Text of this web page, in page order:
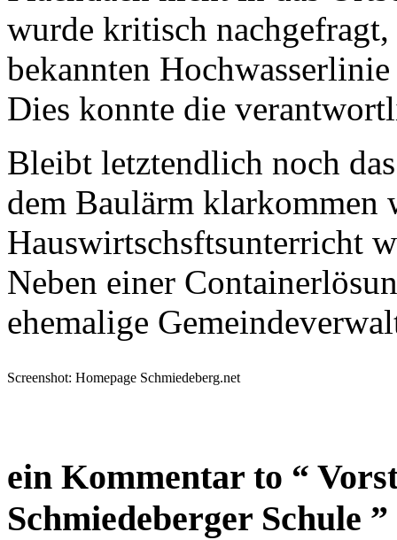
wurde kritisch
bekannten
Dies konnte die
Bleibt letztendlich noch
dem Baulärm klarkommen
Hauswirtschsftsunterricht
Neben einer
ehemalige
Screenshot: Homepage Schmiedeberg.net
ein Kommentar to “
Schmiedeberger Schule ”